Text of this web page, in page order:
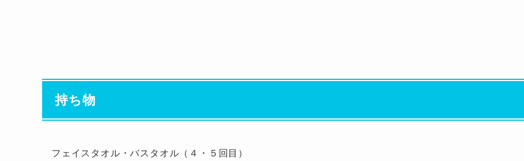
持ち物
フェイスタオル・バスタオル（４・５回目）